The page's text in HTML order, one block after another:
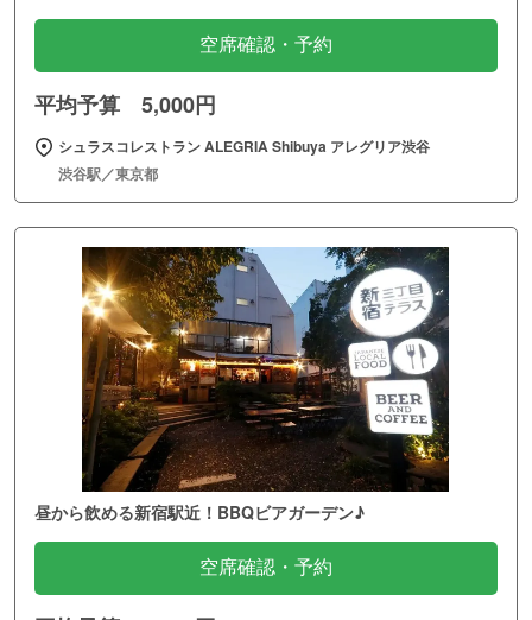
空席確認・予約
平均予算 5,000円
シュラスコレストラン ALEGRIA Shibuya アレグリア渋谷
渋谷駅／東京都
昼から飲める新宿駅近！BBQビアガーデン♪
空席確認・予約